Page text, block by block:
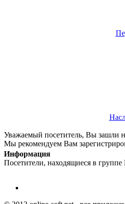
Уважаемый посетитель, Вы зашли
Мы рекомендуем Вам
Информация
Посетители, находящиеся в группе